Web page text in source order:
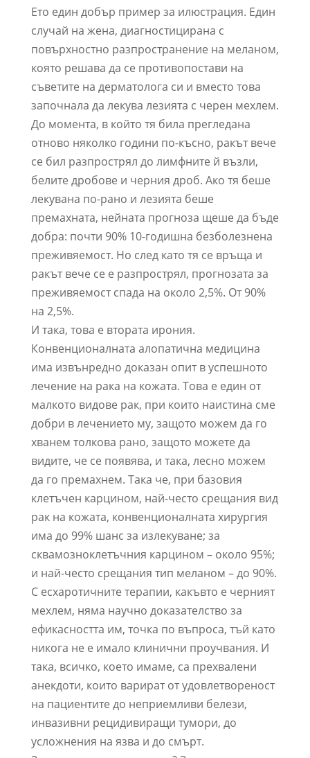
Ето един добър пример за илюстрация. Един
случай на жена, диагностицирана с
повърхностно разпространение на меланом,
която решава да се противопостави на
съветите на дерматолога си и вместо това
започнала да лекува лезията с черен мехлем.
До момента, в който тя била прегледана
отново няколко години по-късно, ракът вече
се бил разпрострял до лимфните й възли,
белите дробове и черния дроб. Ако тя беше
лекувана по-рано и лезията беше
премахната, нейната прогноза щеше да бъде
добра: почти 90% 10-годишна безболезнена
преживяемост. Но след като тя се връща и
ракът вече се е разпрострял, прогнозата за
преживяемост спада на около 2,5%. От 90%
на 2,5%.
И така, това е втората ирония.
Конвенционалната алопатична медицина
има извънредно доказан опит в успешното
лечение на рака на кожата. Това е един от
малкото видове рак, при които наистина сме
добри в лечението му, защото можем да го
хванем толкова рано, защото можете да
видите, че се появява, и така, лесно можем
да го премахнем. Така че, при базовия
клетъчен карцином, най-често срещания вид
рак на кожата, конвенционалната хирургия
има до 99% шанс за излекуване; за
сквамозноклетъчния карцином – около 95%;
и най-често срещания тип меланом – до 90%.
С есхаротичните терапии, какъвто е черният
мехлем, няма научно доказателство за
ефикасността им, точка по въпроса, тъй като
никога не е имало клинични проучвания. И
така, всичко, което имаме, са прехвалени
анекдоти, които варират от удовлетвореност
на пациентите до неприемливи белези,
инвазивни рецидивиращи тумори, до
усложнения на язва и до смърт.